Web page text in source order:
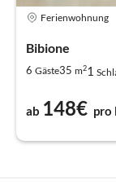
Ferienwohnung
Bibione
6 Gäste35 m21
ab 148€ pro